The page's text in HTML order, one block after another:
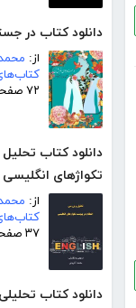
دانلود کتاب در
از:
۷۲ صفحه
دانلود کتاب
تکواژهای انگلیسی
از:
۳۷ صفحه
دانلود کتاب